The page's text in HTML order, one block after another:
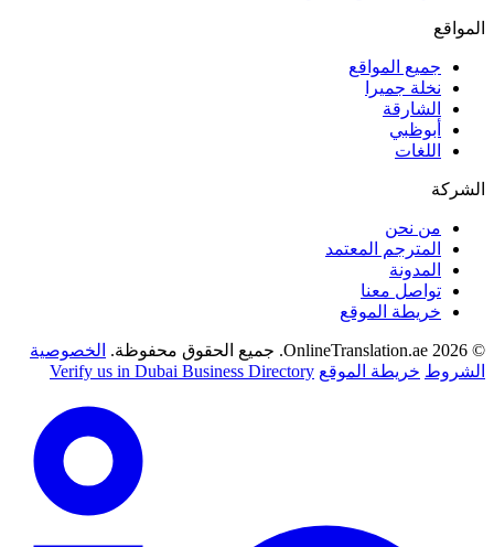
المواقع
جميع المواقع
نخلة جميرا
الشارقة
أبوظبي
اللغات
الشركة
من نحن
المترجم المعتمد
المدونة
تواصل معنا
خريطة الموقع
© 2026 OnlineTranslation.ae. جميع الحقوق محفوظة.
الخصوصية
الشروط خريطة الموقع Verify us in Dubai Business Directory